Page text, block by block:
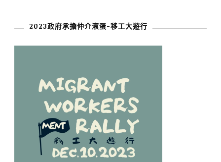
2023政府承擔仲介滾蛋-移工大遊行